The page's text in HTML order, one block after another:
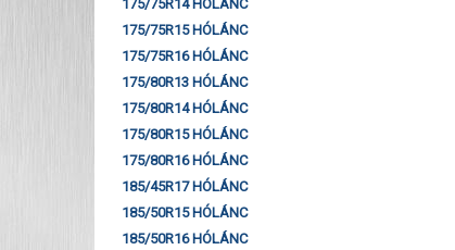
175/75R14 HÓLÁNC
175/75R15 HÓLÁNC
175/75R16 HÓLÁNC
175/80R13 HÓLÁNC
175/80R14 HÓLÁNC
175/80R15 HÓLÁNC
175/80R16 HÓLÁNC
185/45R17 HÓLÁNC
185/50R15 HÓLÁNC
185/50R16 HÓLÁNC